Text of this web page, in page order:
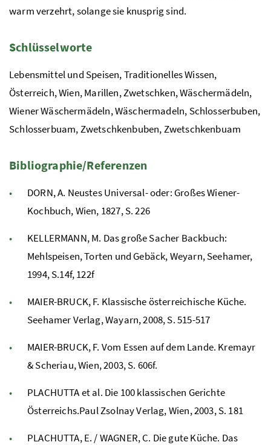
warm verzehrt, solange sie knusprig sind.
Schlüsselworte
Lebensmittel und Speisen, Traditionelles Wissen,
Österreich, Wien, Marillen, Zwetschken, Wäschermädeln,
Wiener Wäschermädeln, Wäschermadeln, Schlosserbuben,
Schlosserbuam, Zwetschkenbuben, Zwetschkenbuam
Bibliographie/Referenzen
DORN, A. Neustes Universal- oder: Großes Wiener-
Kochbuch, Wien, 1827, S. 226
KELLERMANN, M. Das große Sacher Backbuch:
Mehlspeisen, Torten und Gebäck, Weyarn, Seehamer,
1994, S.14f, 122f
MAIER-BRUCK, F. Klassische österreichische Küche.
Seehamer Verlag, Wayarn, 2008, S. 515-517
MAIER-BRUCK, F. Vom Essen auf dem Lande. Kremayr
& Scheriau, Wien, 2003, S. 606f.
PLACHUTTA et al. Die 100 klassischen Gerichte
Österreichs.Paul Zsolnay Verlag, Wien, 2003, S. 181
PLACHUTTA, E. / WAGNER, C. Die gute Küche. Das